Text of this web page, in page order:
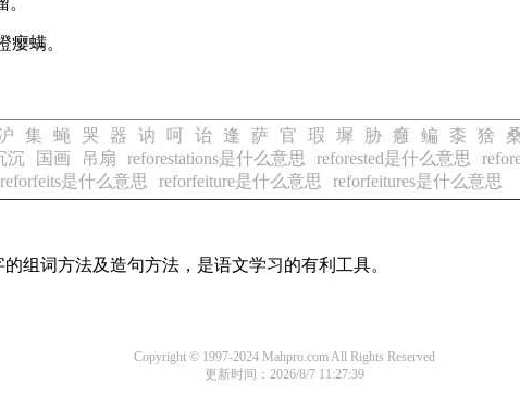
瘿螨。
集 蝇 哭 器 讷 呵 诒 逢 萨 官 瑕 墀 胁 癰 鳊 桼 猞
沉 国画 吊扇 reforestations是什么意思 reforested是什么意思
reforfeits是什么意思 reforfeiture是什么意思 reforfeitures是什么意思
组词方法及造句方法，是语文学习的有利工具。
Copyright © 1997-2024 Mahpro.com All Rights Reserved
更新时间：2026/8/7 11:27:39